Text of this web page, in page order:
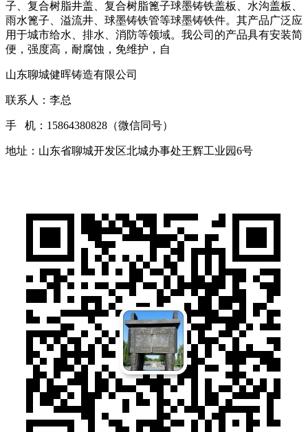
子、复合树脂井盖、复合树脂篦子球墨铸铁盖板、水沟盖板、
雨水篦子、溢流井、球墨铸铁管等球墨铸铁件。其产品广泛应
用于城市给水、排水、消防等领域。我公司的产品具有安装简
便，强度高，耐腐蚀，免维护，自
山东聊城健晖铸造有限公司
联系人：李总
手 机：15864380828（微信同号）
地址：山东省聊城开发区北城办事处王辉工业园6号